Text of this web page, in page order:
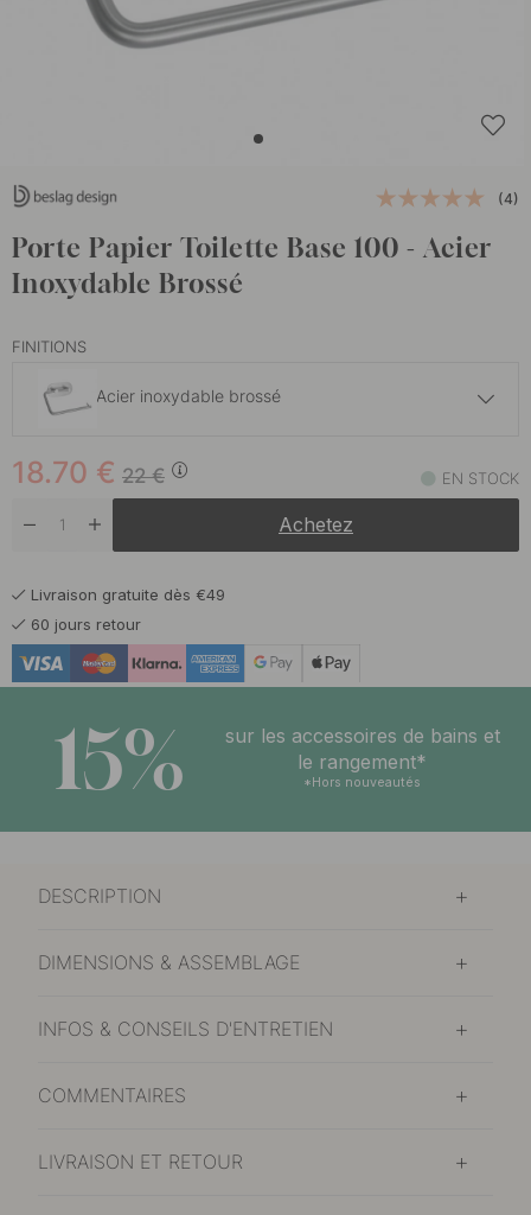
(4)
Porte Papier Toilette Base 100 - Acier
Inoxydable Brossé
FINITIONS
Acier inoxydable brossé
Chrome En stock
22€
18.70 € EN STOCK
Achetez
Livraison gratuite dès €49
60 jours retour
15%
sur les accessoires de bains et
le rangement*
*Hors nouveautés
DESCRIPTION
DIMENSIONS & ASSEMBLAGE
INFOS & CONSEILS D'ENTRETIEN
COMMENTAIRES
LIVRAISON ET RETOUR